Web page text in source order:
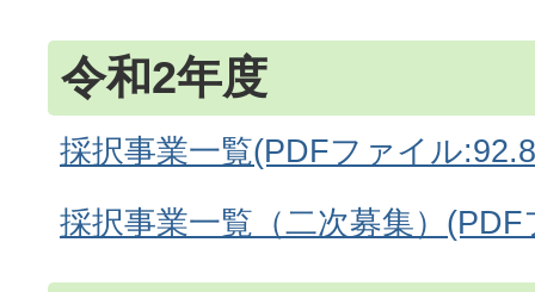
令和2年度
採択事業一覧(PDFファイル
採択事業一覧（二次募集）